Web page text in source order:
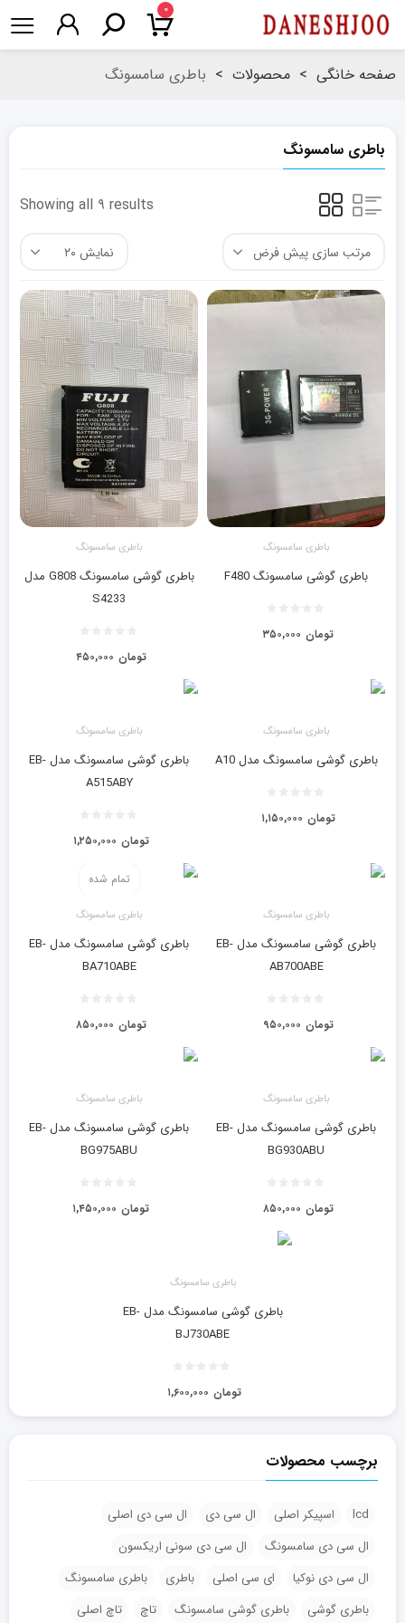
۰
صفحه خانگی > محصولات > باطری سامسونگ
باطری سامسونگ
Showing all ۹ results
باطری سامسونگ
باطری گوشی سامسونگ F480
۳۵۰,۰۰۰ تومان
باطری سامسونگ
باطری گوشی سامسونگ G808 مدل
S4233
۴۵۰,۰۰۰ تومان
باطری سامسونگ
باطری گوشی سامسونگ مدل A10
۱,۱۵۰,۰۰۰ تومان
باطری سامسونگ
باطری گوشی سامسونگ مدل EB-
A515ABY
۱,۲۵۰,۰۰۰ تومان
باطری سامسونگ
باطری گوشی سامسونگ مدل EB-
AB700ABE
۹۵۰,۰۰۰ تومان
تمام شده
باطری سامسونگ
باطری گوشی سامسونگ مدل EB-
BA710ABE
۸۵۰,۰۰۰ تومان
باطری سامسونگ
باطری گوشی سامسونگ مدل EB-
BG930ABU
۸۵۰,۰۰۰ تومان
باطری سامسونگ
باطری گوشی سامسونگ مدل EB-
BG975ABU
۱,۴۵۰,۰۰۰ تومان
باطری سامسونگ
باطری گوشی سامسونگ مدل EB-
BJ730ABE
۱,۶۰۰,۰۰۰ تومان
برچسب محصولات
lcd اسپیکر اصلی ال سی دی
ال سی دی اصلی
ال سی دی سامسونگ
ال سی دی سونی اریکسون
ال سی دی نوکیا
ای سی اصلی باطری
باطری سامسونگ
باطری گوشی
باطری گوشی سامسونگ تاچ تاچ اصلی